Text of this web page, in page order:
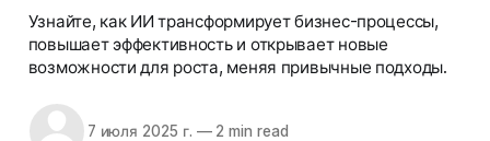
Узнайте, как ИИ трансформирует бизнес-процессы,
повышает эффективность и открывает новые
возможности для роста, меняя привычные подходы.
7 июля 2025 г. —2 min read